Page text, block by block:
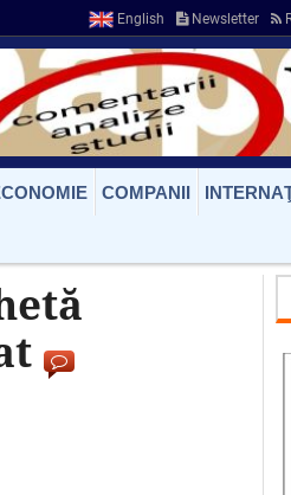
English Newsletter
COMPANII